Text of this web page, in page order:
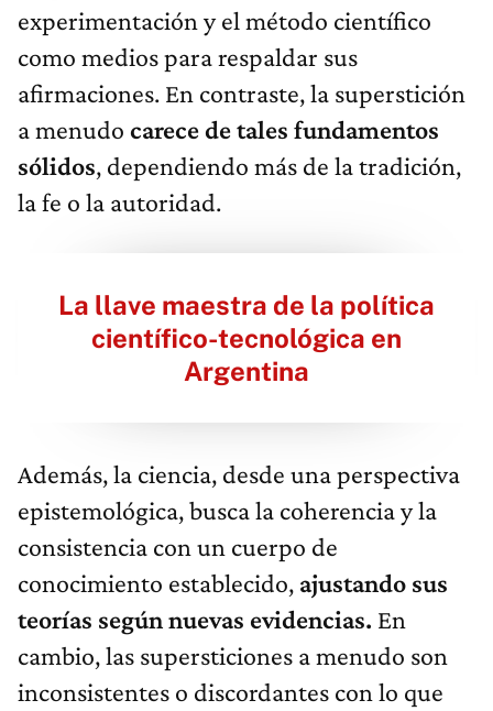
experimentación y el método científico
como medios para respaldar sus
afirmaciones. En contraste, la superstición
a menudo carece de tales fundamentos
sólidos, dependiendo más de la tradición,
la fe o la autoridad.
La llave maestra de la política
científico-tecnológica en
Argentina
Además, la ciencia, desde una perspectiva
epistemológica, busca la coherencia y la
consistencia con un cuerpo de
conocimiento establecido, ajustando sus
teorías según nuevas evidencias. En
cambio, las supersticiones a menudo son
inconsistentes o discordantes con lo que